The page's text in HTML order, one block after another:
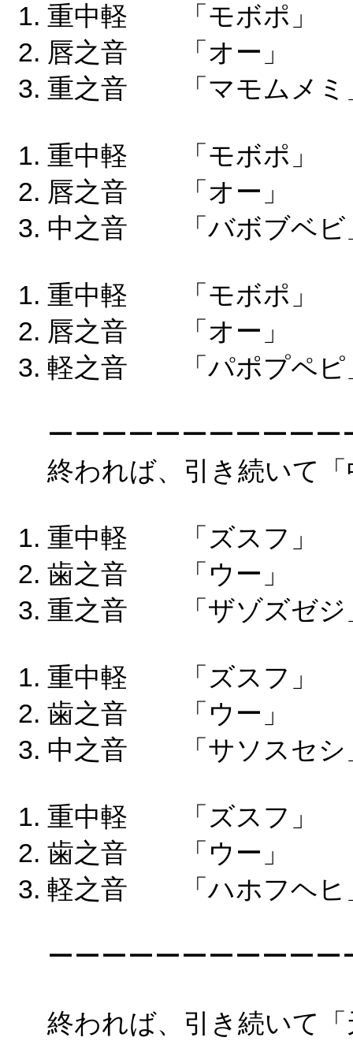
重中軽 「モボポ
唇之音 「オー
重之音 「マモムメ
重中軽 「モボポ
唇之音 「オー
中之音 「バボブベ
重中軽 「モボポ
唇之音 「オー
軽之音 「パポプペ
ーーーーーーーーーーー
終われば、引き続いて
重中軽 「ズスフ
歯之音 「ウー
重之音 「ザゾズゼ
重中軽 「ズスフ
歯之音 「ウー
中之音 「サソスセ
重中軽 「ズスフ
歯之音 「ウー
軽之音 「ハホフヘ
ーーーーーーーーーー
終われば、引き続いて